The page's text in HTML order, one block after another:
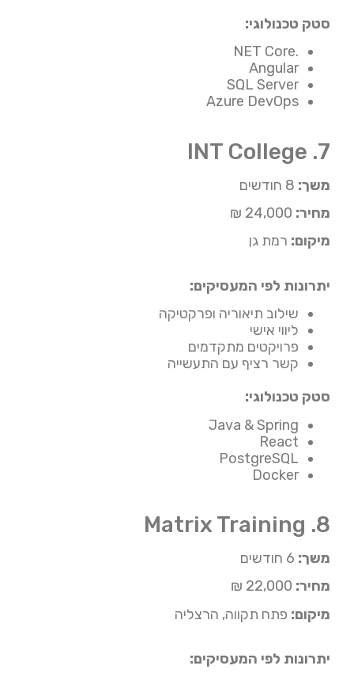
סטק טכנולוגי:
.NET Core
Angular
SQL Server
Azure DevOps
7. INT College
משך:
מחיר:
מיקום: רמת גן
יתרונות לפי המעסיקים:
שילוב תיאוריה ופרקטיקה
ליווי אישי
פרויקטים מתקדמים
קשר רציף עם התעשייה
סטק טכנולוגי:
Java & Spring
React
PostgreSQL
Docker
8. Matrix Training
משך:
מחיר:
מיקום: פתח תקווה, הרצליה
יתרונות לפי המעסיקים: